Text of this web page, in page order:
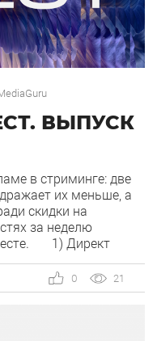
ВЫПУСК
в стриминге: две
их меньше, а
скидки на
за неделю
1) Директ
динамический
со
21
0